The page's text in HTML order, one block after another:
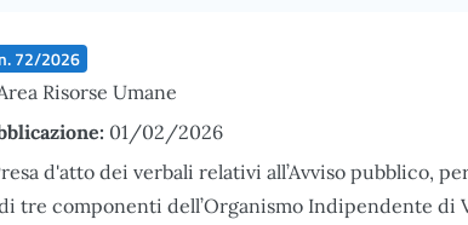
72/2026
Risorse Umane
01/02/2026
d'atto dei verbali relativi all’Avviso pubblico,
tre componenti dell’Organismo Indipendente di